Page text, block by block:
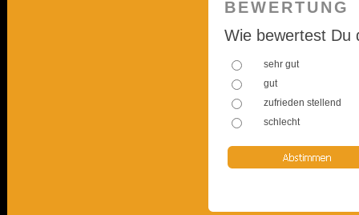
BEWERTUNG
Wie bewertest Du
sehr gut
gut
zufrieden stellend
schlecht